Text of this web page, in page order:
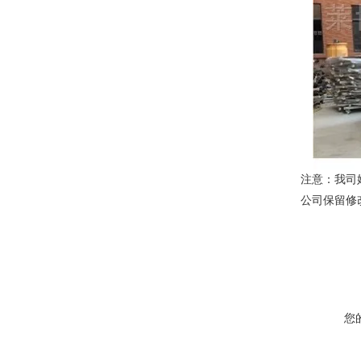
注意：我司
公司保留修
您